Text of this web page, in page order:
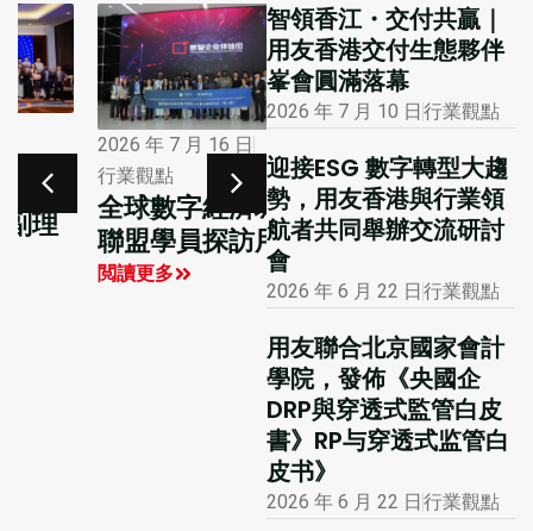
2026 年 7 月 16 日
行業觀點
全球數字經濟城市
聯盟學員探訪用友
閲讀更多
市場活動
大公報專版報道用
友聯合主辦的國際
財務及會計數智化
創新峰會
閲讀更多
智領香江・交付共贏｜
用友香港交付生態夥伴
峯會圓滿落幕
2026 年 7 月 10 日 行業觀點
迎接ESG 數字轉型大趨
勢，用友香港與行業領
航者共同舉辦交流研討
會
2026 年 6 月 22 日 行業觀點
用友聯合北京國家會計
學院，發佈《央國企
DRP與穿透式監管白皮
書》RP与穿透式监管白
皮书》
2026 年 6 月 22 日 行業觀點